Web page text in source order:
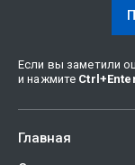
Если вы заметили
и нажмите Ctrl +
Главная